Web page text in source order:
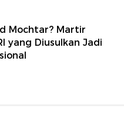
Mochtar? Martir
yang Diusulkan Jadi